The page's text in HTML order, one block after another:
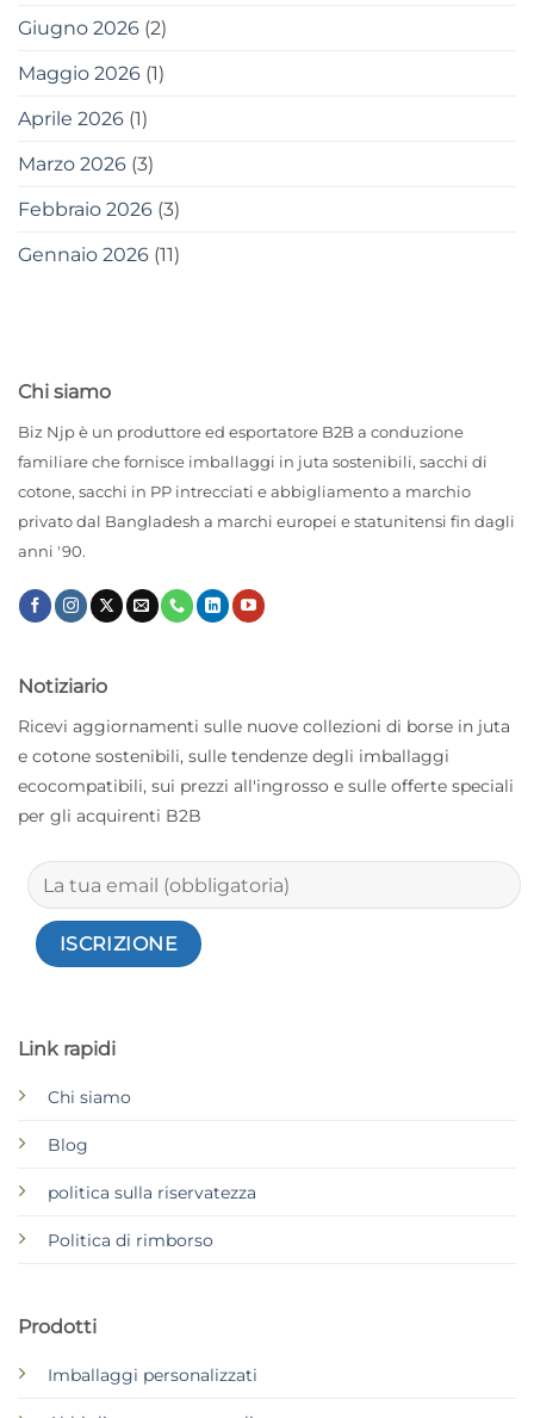
Giugno 2026 (2)
Maggio 2026 (1)
Aprile 2026 (1)
Marzo 2026 (3)
Febbraio 2026 (3)
Gennaio 2026 (11)
Chi siamo
Biz Njp è un produttore ed esportatore B2B a conduzione
familiare che fornisce imballaggi in juta sostenibili, sacchi di
cotone, sacchi in PP intrecciati e abbigliamento a marchio
privato dal Bangladesh a marchi europei e statunitensi fin dagli
anni '90.
Link rapidi
Chi siamo
Blog
politica sulla riservatezza
Politica di rimborso
Prodotti
Imballaggi personalizzati
Notiziario
Ricevi aggiornamenti sulle nuove collezioni di borse in juta
e cotone sostenibili, sulle tendenze degli imballaggi
ecocompatibili, sui prezzi all'ingrosso e sulle offerte speciali
per gli acquirenti B2B